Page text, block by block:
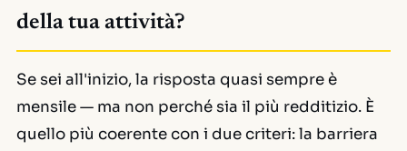
della tua attività?
Se sei all'inizio, la risposta quasi sempre è
mensile — ma non perché sia il più redditizio. È
quello più coerente con i due criteri: la barriera